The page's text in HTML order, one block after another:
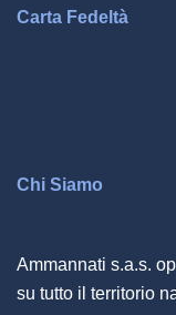
Carta Fedeltà
Chi Siamo
Ammannati s.a.s.
su tutto il territorio